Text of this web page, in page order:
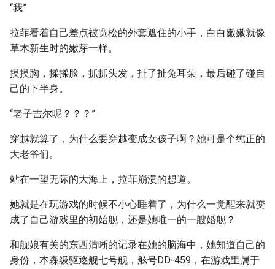
“我”
拉菲看着自己差点被宽松的外套遮住的小手，白白嫩嫩就像
草木新生时的嫩芽一样。
摸摸胸，揉揉脸，抓抓头发，扯了扯兔耳朵，最后碰了碰自
己的下半身。
“老子吉尔呢？？？”
穿越就算了，为什么要穿越变成女孩子啊？她可是个纯正的
大老爷们。
站在一望无际的大海上，拉菲崩溃的想道。
她就是在玩游戏的时候不小心睡着了，为什么一觉醒来就变
成了自己游戏里的初始舰，还是她唯一的一艘婚舰？
和舰娘有关的东西清晰的记录在她的脑海中，她知道自己的
身份，本森级驱逐舰七号舰，舷号DD-459，在游戏里属于